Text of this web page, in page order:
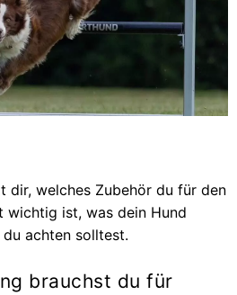
dir, welches Zubehör du für den
wichtig ist, was dein Hund
achten solltest.
brauchst du für